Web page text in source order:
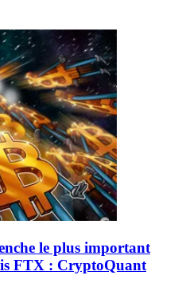
le plus important
FTX : CryptoQuant